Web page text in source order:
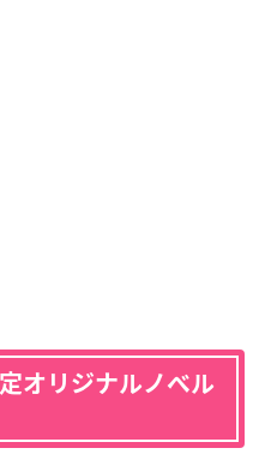
オリジナルノベル